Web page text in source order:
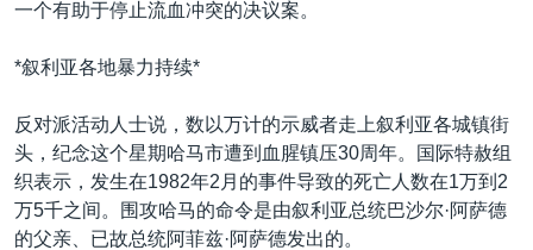
导
到
检
最新国际新闻
欧洲
非洲
美洲
分类新闻
科教·文娱·体健
军事
劳工
白宫要闻
国会报道
美中关系
VOA视频
VOA今日焦点
中文广播
一个有助于停止流血冲突的决议案。
*叙利亚各地暴力持续*
反对派活动人士说，数以万计的示威者走上叙利亚各城镇街
头，纪念这个星期哈马市遭到血腥镇压30周年。国际特赦组
织表示，发生在1982年2月的事件导致的死亡人数在1万到2
万5千之间。围攻哈马的命令是由叙利亚总统巴沙尔·阿萨德
的父亲、已故总统阿菲兹·阿萨德发出的。